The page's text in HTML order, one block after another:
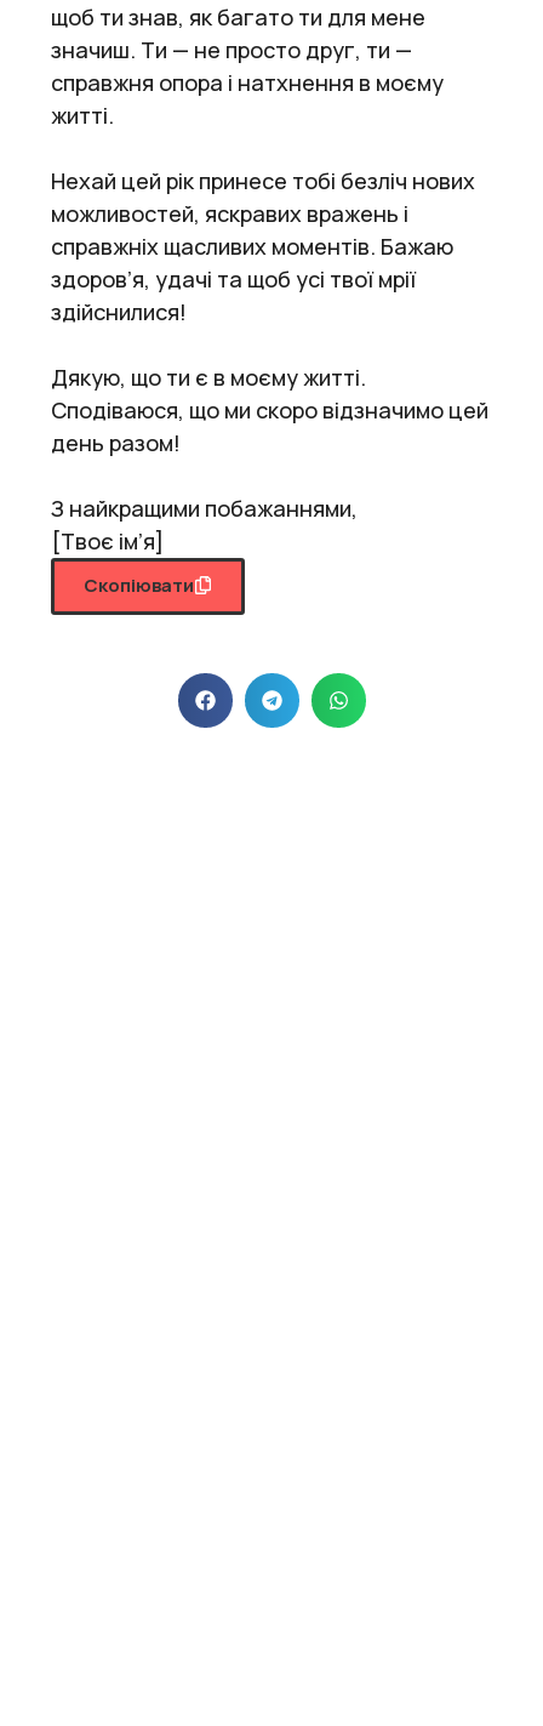
щоб ти знав, як багато ти для мене
значиш. Ти — не просто друг, ти —
справжня опора і натхнення в моєму
житті.
Нехай цей рік принесе тобі безліч нових
можливостей, яскравих вражень і
справжніх щасливих моментів. Бажаю
здоров’я, удачі та щоб усі твої мрії
здійснилися!
Дякую, що ти є в моєму житті.
Сподіваюся, що ми скоро відзначимо цей
день разом!
З найкращими побажаннями,
[Твоє ім’я]
Скопіювати